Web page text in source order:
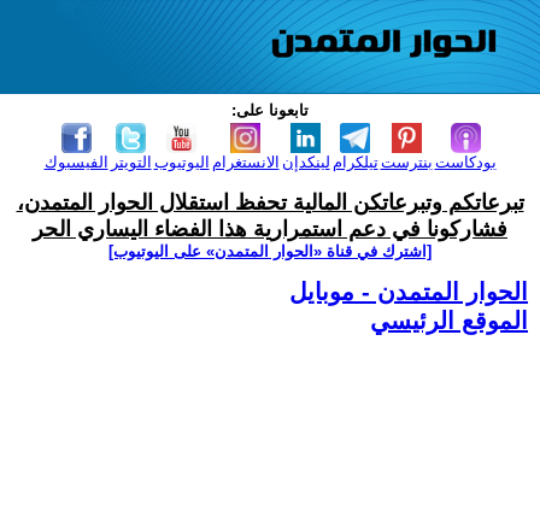
تابعونا على:
الفيسبوك التويتر اليوتيوب الانستغرام لينكدإن تيلكرامبنترست بودكاست
تبرعاتكم وتبرعاتكن المالية تحفظ استقلال الحوار المتمدن،
فشاركونا في دعم استمرارية هذا الفضاء اليساري الحر
[اشترك في قناة ‫«الحوار المتمدن» على اليوتيوب]
الحوار المتمدن - موبايل
الموقع الرئيسي